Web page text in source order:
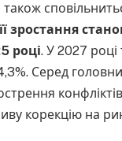
також
зростання
році. У 2027
Серед
корекцію на